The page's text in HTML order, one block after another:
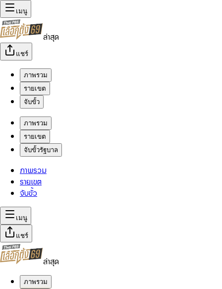
เมนู
ล่าสุด
แชร์
ภาพรวม
รายเขต
จับขั้ว
ภาพรวม
รายเขต
จับขั้วรัฐบาล
ภาพรวม
รายเขต
จับขั้ว
เมนู
แชร์
ล่าสุด
ภาพรวม